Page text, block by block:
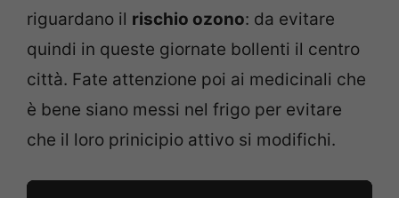
riguardano il rischio ozono: da evitare
quindi in queste giornate bollenti il centro
città. Fate attenzione poi ai medicinali che
è bene siano messi nel frigo per evitare
che il loro prinicipio attivo si modifichi.